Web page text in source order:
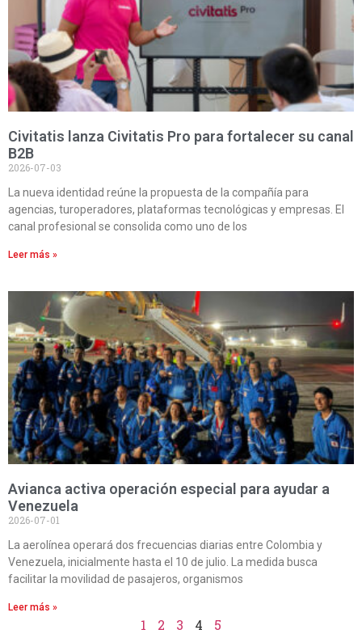
Civitatis lanza Civitatis Pro para fortalecer su canal
B2B
2026-07-03
La nueva identidad reúne la propuesta de la compañía para
agencias, turoperadores, plataformas tecnológicas y empresas. El
canal profesional se consolida como uno de los
Leer más »
Avianca activa operación especial para ayudar a
Venezuela
2026-07-01
La aerolínea operará dos frecuencias diarias entre Colombia y
Venezuela, inicialmente hasta el 10 de julio. La medida busca
facilitar la movilidad de pasajeros, organismos
Leer más »
1 2 3 4 5